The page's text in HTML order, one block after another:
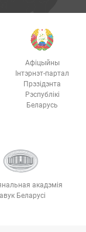
Афіцыйны
Інтэрнэт-партал
Прэзідэнта
Рэспублікі
Беларусь
акадэмія
Беларусі